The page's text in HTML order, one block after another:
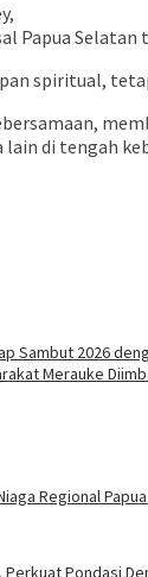
Papua
spiritual,
di tengah
Sambut 2026
Merauke
Regional
Perkuat Pondasi